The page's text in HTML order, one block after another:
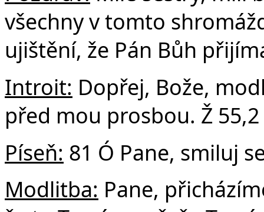
všechny v tomto
ujištění, že Pán Bůh
Introit: Dopřej, Bože,
před mou prosbou. Ž 55,2
Píseň: 81 Ó Pane, smiluj
Modlitba: Pane,